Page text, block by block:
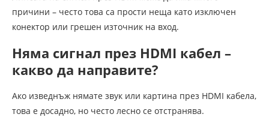
причини – често това са прости неща като изключен
конектор или грешен източник на вход.
Няма сигнал през HDMI кабел –
какво да направите?
Ако изведнъж нямате звук или картина през HDMI кабела,
това е досадно, но често лесно се отстранява.